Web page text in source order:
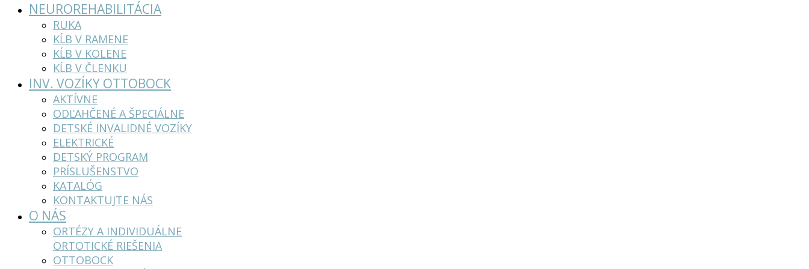
NEUROREHABILITÁCIA
RUKA
KĹB V RAMENE
KĹB V KOLENE
KĹB V ČLENKU
INV. VOZÍKY OTTOBOCK
AKTÍVNE
ODĽAHČENÉ A ŠPECIÁLNE
DETSKÉ INVALIDNÉ VOZÍKY
ELEKTRICKÉ
DETSKÝ PROGRAM
PRÍSLUŠENSTVO
KATALÓG
KONTAKTUJTE NÁS
O NÁS
ORTÉZY A INDIVIDUÁLNE
ORTOTICKÉ RIEŠENIA
OTTOBOCK